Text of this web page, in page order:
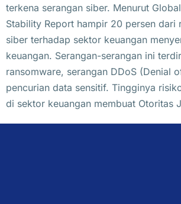
terkena serangan siber. Menurut
Stability Report hampir 20 persen dari
siber terhadap sektor keuangan
keuangan. Serangan-serangan ini
ransomware, serangan DDoS (Denial
pencurian data sensitif. Tingginya
di sektor keuangan membuat Otoritas